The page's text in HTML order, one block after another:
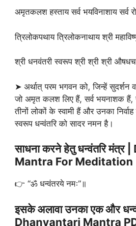
अमृतकलश हस्ताय सर्व भयविनाशाय सर्व
त्रिलोकपथाय त्रिलोकनाथाय श्री
श्री धनवंतरी स्वरूप श्री श्री श्री
➤ अर्थात् परम भगवन को, जिन्हें सुदर्शन
जो अमृत कलश लिए हैं, सर्व भयनाशक हैं,
तीनों लोकों के स्वामी हैं और उनका
स्वरूप धन्वंतरि को सादर नमन है।
साधना करने हेतु धन्वंतरि
Mantra For Meditation
👉 “ॐ धन्वंतरये नमः”॥
इसके अलावा उनका एक और
Dhanvantari Mantra